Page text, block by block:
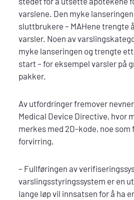
varslene. Den myke
sluttbrukere – MAHene trengte
varsler. Noen av
myke lanseringen og trengte
start – for eksempel varsler på
pakker.
Av utfordringer fremover
Medical Device Directive, hvor
merkes med 2D-kode, noe som
forvirring.
– Fullføringen av
varslingsstyringssystem er en
lange løp vil innsatsen for å ha